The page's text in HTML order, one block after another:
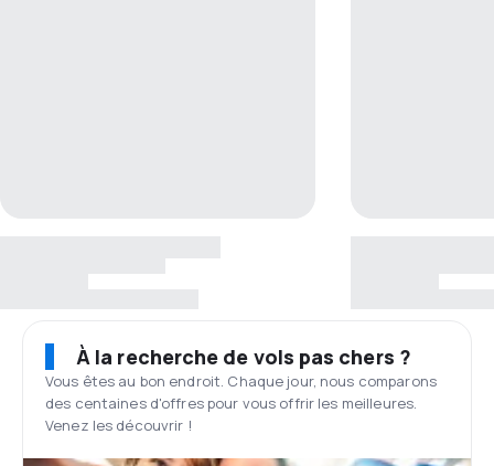
À la recherche de vols pas chers ?
Vous êtes au bon endroit. Chaque jour, nous comparons
des centaines d'offres pour vous offrir les meilleures.
Venez les découvrir !